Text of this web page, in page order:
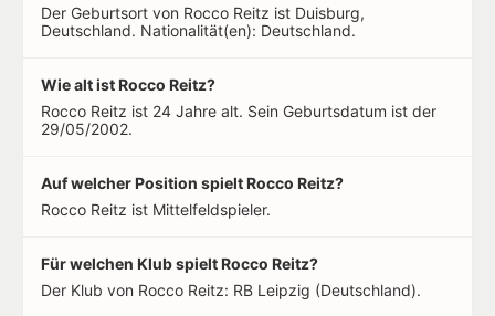
Der Geburtsort von Rocco Reitz ist Duisburg,
Deutschland. Nationalität(en): Deutschland.
Wie alt ist Rocco Reitz?
Rocco Reitz ist 24 Jahre alt. Sein Geburtsdatum ist der
29/05/2002.
Auf welcher Position spielt Rocco Reitz?
Rocco Reitz ist Mittelfeldspieler.
Für welchen Klub spielt Rocco Reitz?
Der Klub von Rocco Reitz: RB Leipzig (Deutschland).